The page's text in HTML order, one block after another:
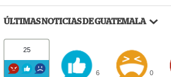
ÚLTIMAS NOTICIAS DE GUATEMALA
25
6 0